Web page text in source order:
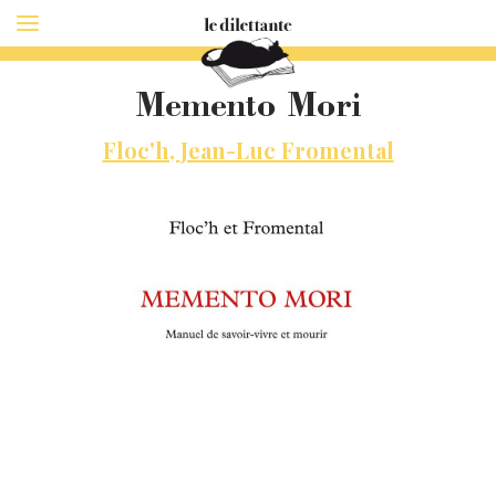
Memento Mori
Floc'h, Jean-Luc Fromental